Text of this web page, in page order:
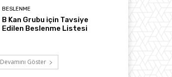
BESLENME
B Kan Grubu için Tavsiye
Edilen Beslenme Listesi
Devamını Göster